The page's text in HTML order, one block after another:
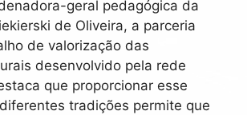
geral pedagógica da
de Oliveira, a parceria
de valorização das
desenvolvido pela rede
que proporcionar esse
tradições permite que